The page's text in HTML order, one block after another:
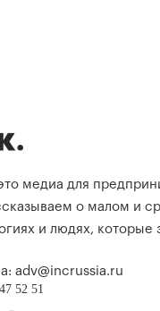
медиа для
о малом и
и людях, которые
adv@incrussia.ru
52 51